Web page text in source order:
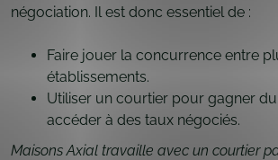
négociation. Il est donc essentiel de :
Faire jouer la concurrence entre
établissements.
Utiliser un courtier pour gagner
accéder à des taux négociés.
Maisons Axial travaille avec un courtier